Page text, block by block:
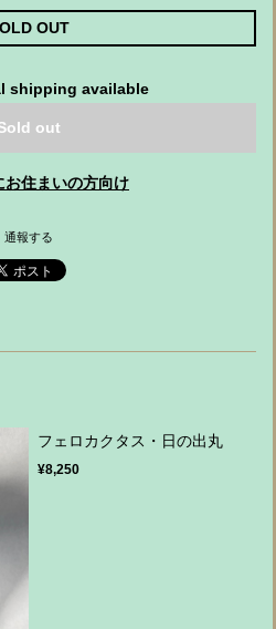
OUT
shipping available
out
お住まいの方向け
通報する
フェロカクタス・日の出丸
¥8,250